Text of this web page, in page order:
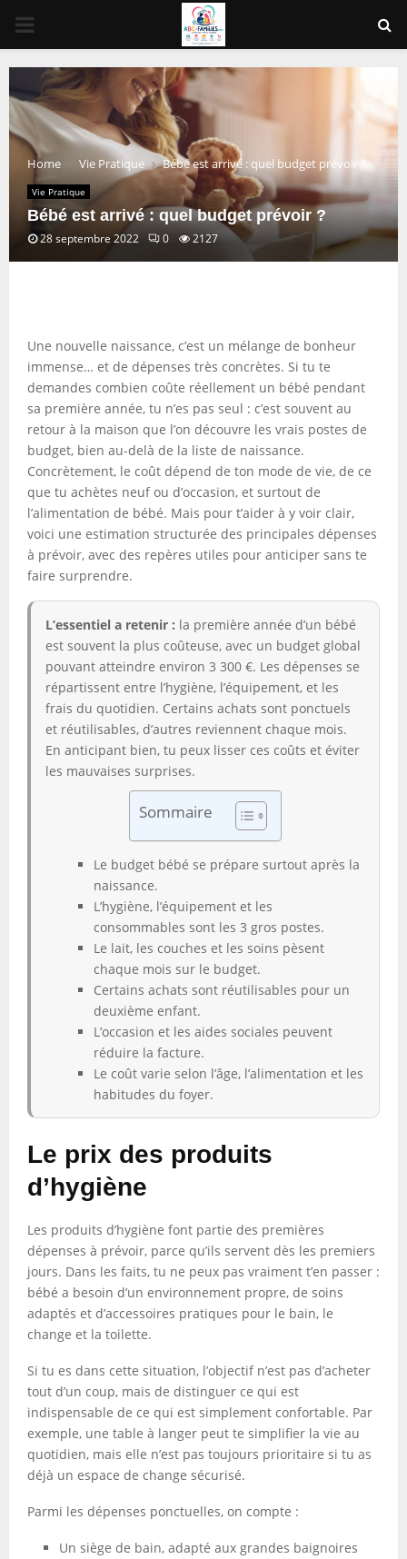
PRIMARY
MENU
Home Vie Pratique Bébé est arrivé : quel budget prévoir ?
Vie Pratique
Bébé est arrivé : quel budget prévoir ?
28 septembre 2022 0 2127
Une nouvelle naissance, c’est un mélange de bonheur
immense… et de dépenses très concrètes. Si tu te
demandes combien coûte réellement un bébé pendant
sa première année, tu n’es pas seul : c’est souvent au
retour à la maison que l’on découvre les vrais postes de
budget, bien au-delà de la liste de naissance.
Concrètement, le coût dépend de ton mode de vie, de ce
que tu achètes neuf ou d’occasion, et surtout de
l’alimentation de bébé. Mais pour t’aider à y voir clair,
voici une estimation structurée des principales dépenses
à prévoir, avec des repères utiles pour anticiper sans te
faire surprendre.
L’essentiel a retenir : la première année d’un bébé
est souvent la plus coûteuse, avec un budget global
pouvant atteindre environ 3 300 €. Les dépenses se
répartissent entre l’hygiène, l’équipement, et les
frais du quotidien. Certains achats sont ponctuels
et réutilisables, d’autres reviennent chaque mois.
En anticipant bien, tu peux lisser ces coûts et éviter
les mauvaises surprises.
Sommaire
Le budget bébé se prépare surtout après la
naissance.
L’hygiène, l’équipement et les
consommables sont les 3 gros postes.
Le lait, les couches et les soins pèsent
chaque mois sur le budget.
Certains achats sont réutilisables pour un
deuxième enfant.
L’occasion et les aides sociales peuvent
réduire la facture.
Le coût varie selon l’âge, l’alimentation et les
habitudes du foyer.
Le prix des produits
d’hygiène
Les produits d’hygiène font partie des premières
dépenses à prévoir, parce qu’ils servent dès les premiers
jours. Dans les faits, tu ne peux pas vraiment t’en passer :
bébé a besoin d’un environnement propre, de soins
adaptés et d’accessoires pratiques pour le bain, le
change et la toilette.
Si tu es dans cette situation, l’objectif n’est pas d’acheter
tout d’un coup, mais de distinguer ce qui est
indispensable de ce qui est simplement confortable. Par
exemple, une table à langer peut te simplifier la vie au
quotidien, mais elle n’est pas toujours prioritaire si tu as
déjà un espace de change sécurisé.
Parmi les dépenses ponctuelles, on compte :
Un siège de bain, adapté aux grandes baignoires